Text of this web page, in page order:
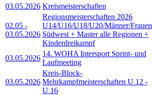
03.05.2026 Kreismeisterschaften
02.05 -
03.05.2026
Regionsmeisterschaften 2026
U14/U16/U18/U20/Männer/Frauen
Südwest + Master alle Regionen +
Kinderdreikampf
03.05.2026
14. WOHA Intersport Sprint- und
Laufmeeting
03.05.2026
Kreis-Block-
Mehrkampfmeisterschaften U 12 -
U 16